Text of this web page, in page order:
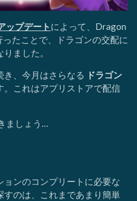
ップデート によって、Dragon
たことで、ドラゴンの交配に
ました。
き、今月はさらなる ドラゴン
。これはアプリストアで配信
ましょう…
ョンのコンプリートに必要な
すのは、これまであまり簡単